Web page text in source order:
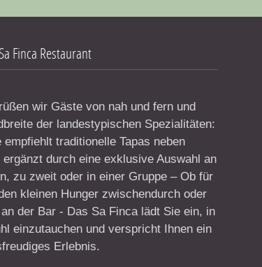
Finca Restaurant
wir Gäste von nah und fern und
der landestypischen Spezialitäten:
traditionelle Tapas neben
durch eine exklusive Auswahl an
zu zweit oder in einer Gruppe – Ob für
kleinen Hunger zwischendurch oder
der Bar - Das Sa Finca lädt Sie ein, in
einzutauchen und verspricht Ihnen ein
Erlebnis.